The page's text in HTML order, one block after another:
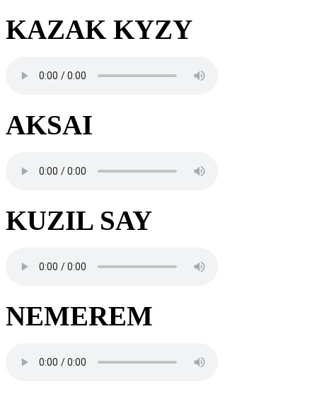
KAZAK KYZY
AKSAI
KUZIL SAY
NEMEREM